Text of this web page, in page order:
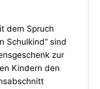
dem Spruch
Schulkind“ sind
zur
Kindern den